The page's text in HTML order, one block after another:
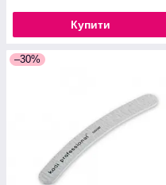
Купити
–30%